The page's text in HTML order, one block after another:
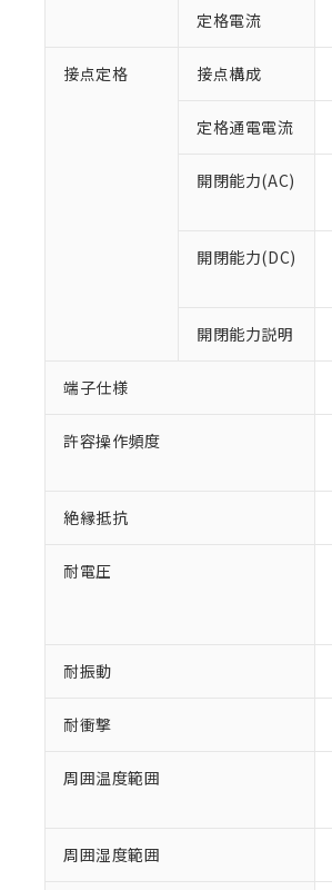
定格電流
接点定格 接点構成
定格通電電流
開閉能力(AC)
開閉能力(DC)
開閉能力説明
端子仕様
許容操作頻度
絶縁抵抗
耐電圧
耐振動
耐衝撃
周囲温度範囲
周囲湿度範囲